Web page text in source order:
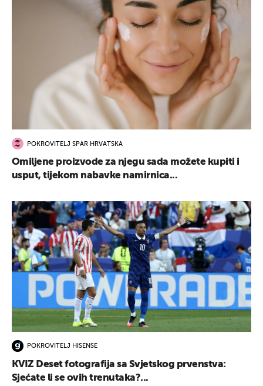
POKROVITELJ SPAR HRVATSKA
Omiljene proizvode za njegu sada možete kupiti i
usput, tijekom nabavke namirnica...
POKROVITELJ HISENSE
KVIZ Deset fotografija sa Svjetskog prvenstva:
Sjećate li se ovih trenutaka?...